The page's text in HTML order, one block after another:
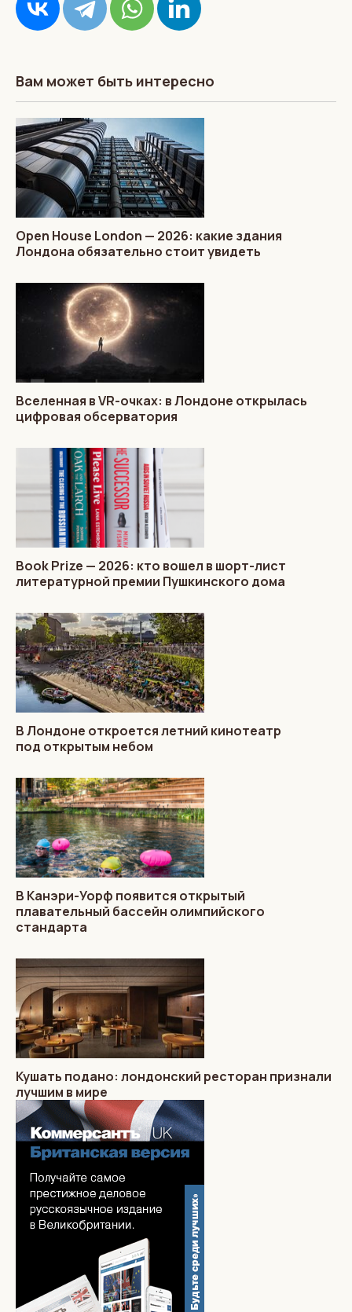
Вам может быть интересно
Open House London — 2026: какие здания
Лондона обязательно стоит увидеть
Вселенная в VR-очках: в Лондоне открылась
цифровая обсерватория
Book Prize — 2026: кто вошел в шорт-лист
литературной премии Пушкинского дома
В Лондоне откроется летний кинотеатр
под открытым небом
В Канэри-Уорф появится открытый
плавательный бассейн олимпийского
стандарта
Кушать подано: лондонский ресторан признали
лучшим в мире